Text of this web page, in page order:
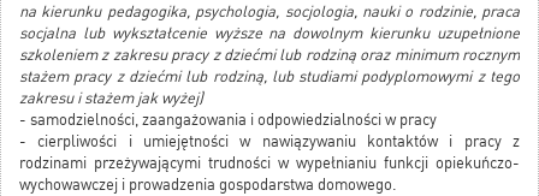
na kierunku pedagogika, psychologia, socjologia, nauki o rodzinie, praca
socjalna lub wykształcenie wyższe na dowolnym kierunku uzupełnione
szkoleniem z zakresu pracy z dziećmi lub rodziną oraz minimum rocznym
stażem pracy z dziećmi lub rodziną, lub studiami podyplomowymi z tego
zakresu i stażem jak wyżej)
- samodzielności, zaangażowania i odpowiedzialności w pracy
- cierpliwości i umiejętności w nawiązywaniu kontaktów i pracy z
rodzinami przeżywającymi trudności w wypełnianiu funkcji opiekuńczo-
wychowawczej i prowadzenia gospodarstwa domowego.